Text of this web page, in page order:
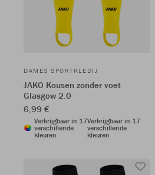
DAMES SPORTKLEDIJ
JAKO Kousen zonder voet
Glasgow 2.0
6,99 €
Verkrijgbaar in 17
verschillende
kleuren
Verkrijgbaar in 17
verschillende
kleuren